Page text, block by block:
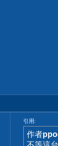
引用:
作者